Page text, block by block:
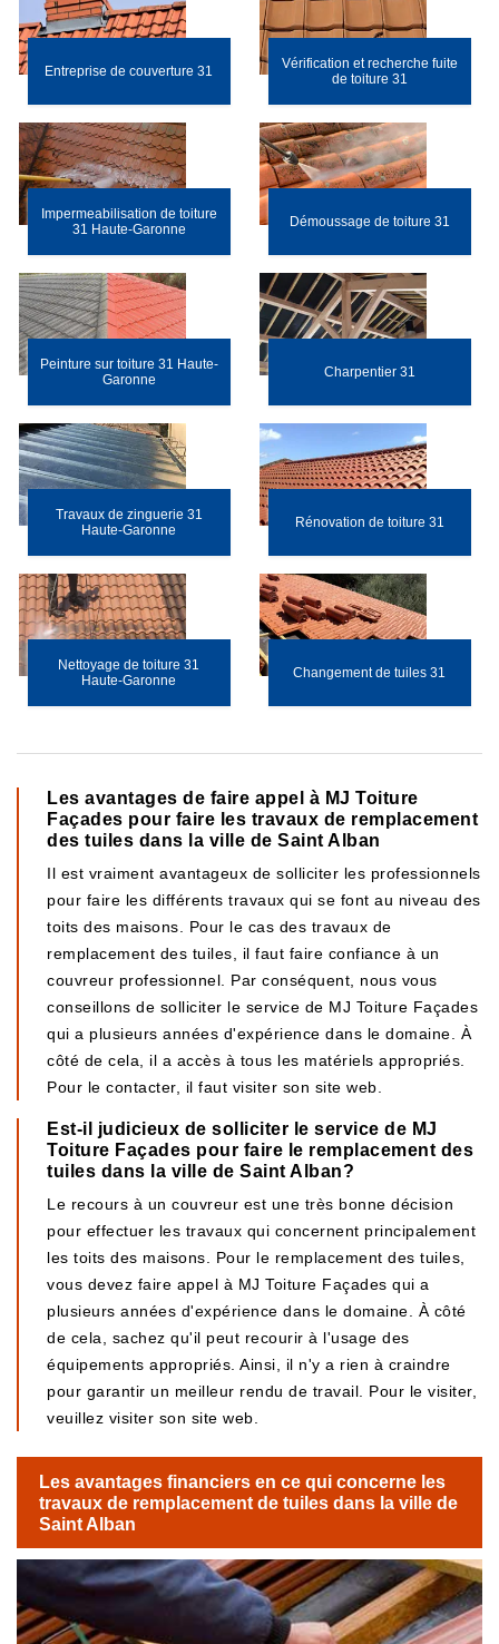
Entreprise de couverture 31
Vérification et recherche fuite
de toiture 31
Impermeabilisation de toiture
31 Haute-Garonne
Démoussage de toiture 31
Peinture sur toiture 31 Haute-
Garonne
Charpentier 31
Travaux de zinguerie 31
Haute-Garonne
Rénovation de toiture 31
Nettoyage de toiture 31
Haute-Garonne
Changement de tuiles 31
Les avantages de faire appel à MJ Toiture
Façades pour faire les travaux de remplacement
des tuiles dans la ville de Saint Alban
Il est vraiment avantageux de solliciter les professionnels
pour faire les différents travaux qui se font au niveau des
toits des maisons. Pour le cas des travaux de
remplacement des tuiles, il faut faire confiance à un
couvreur professionnel. Par conséquent, nous vous
conseillons de solliciter le service de MJ Toiture Façades
qui a plusieurs années d'expérience dans le domaine. À
côté de cela, il a accès à tous les matériels appropriés.
Pour le contacter, il faut visiter son site web.
Est-il judicieux de solliciter le service de MJ
Toiture Façades pour faire le remplacement des
tuiles dans la ville de Saint Alban?
Le recours à un couvreur est une très bonne décision
pour effectuer les travaux qui concernent principalement
les toits des maisons. Pour le remplacement des tuiles,
vous devez faire appel à MJ Toiture Façades qui a
plusieurs années d'expérience dans le domaine. À côté
de cela, sachez qu'il peut recourir à l'usage des
équipements appropriés. Ainsi, il n'y a rien à craindre
pour garantir un meilleur rendu de travail. Pour le visiter,
veuillez visiter son site web.
Les avantages financiers en ce qui concerne les
travaux de remplacement de tuiles dans la ville de
Saint Alban